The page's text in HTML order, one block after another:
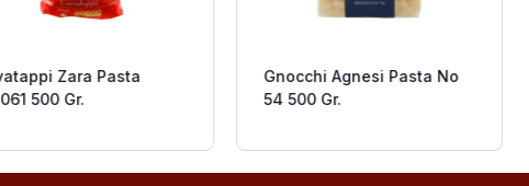
Zara Pasta
500 Gr.
Gnocchi Agnesi Pasta No
54 500 Gr.